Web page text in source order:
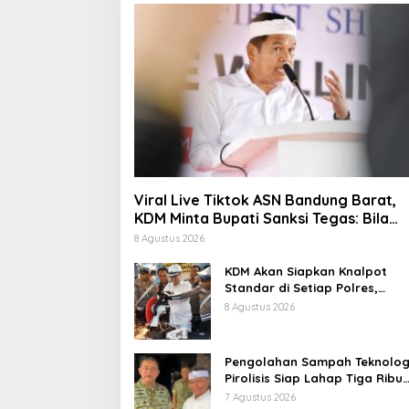
Viral Live Tiktok ASN Bandung Barat,
KDM Minta Bupati Sanksi Tegas: Bila
Perlu Pemberhentian
8 Agustus 2026
KDM Akan Siapkan Knalpot
Standar di Setiap Polres,
Kendaraan Knalpot Brong
8 Agustus 2026
Pengolahan Sampah
Pirolisis Siap Lahap Tiga Ribu
Ton Sampah Harian Jawa
7 Agustus 2026